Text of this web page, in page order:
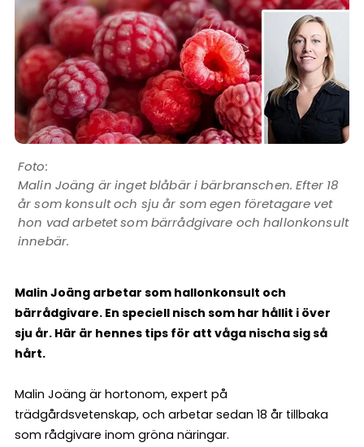
Malin Joäng är inget blåbär i bärbranschen. Efter 18
år som konsult och sju år som egen företagare vet
hon vad arbetet som bärrådgivare och hallonkonsult
innebär.
Malin Joäng arbetar som hallonkonsult och
bärrådgivare. En speciell nisch som har hållit i över
sju år. Här är hennes tips för att våga nischa sig så
hårt.
Malin Joäng är hortonom, expert på
trädgårdsvetenskap, och arbetar sedan 18 år tillbaka
som rådgivare inom gröna näringar.